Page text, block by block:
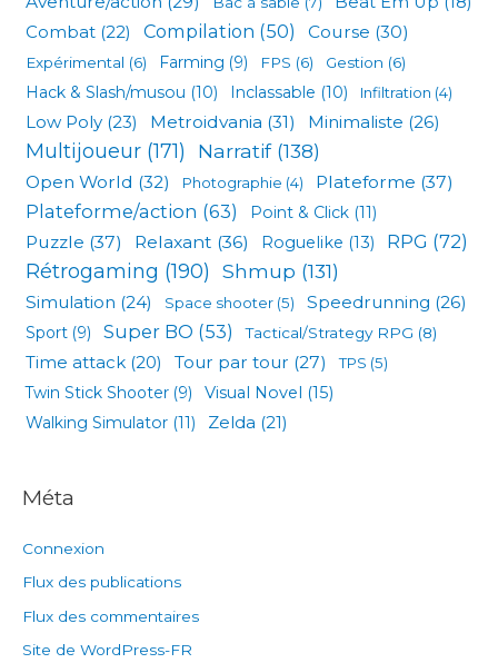
Combat (22) Compilation (50) Course (30)
Expérimental (6) Farming (9) FPS (6) Gestion (6)
Hack & Slash/musou (10) Inclassable (10) Infiltration (4)
Low Poly (23) Metroidvania (31) Minimaliste (26)
Multijoueur (171) Narratif(138)
Open World (32) Photographie (4) Plateforme (37)
Plateforme/action (63) Point & Click (11)
Puzzle (37) Relaxant (36) Roguelike (13) RPG (72)
Rétrogaming (190) Shmup (131)
Simulation (24) Space shooter (5) Speedrunning (26)
Sport (9) Super BO (53) Tactical/Strategy RPG (8)
Time attack (20) Tour par tour (27) TPS (5)
Twin Stick Shooter (9) Visual Novel
(15)
Walking Simulator (11) Zelda (21)
Méta
Connexion
Flux des publications
Flux des commentaires
Site de WordPress-FR